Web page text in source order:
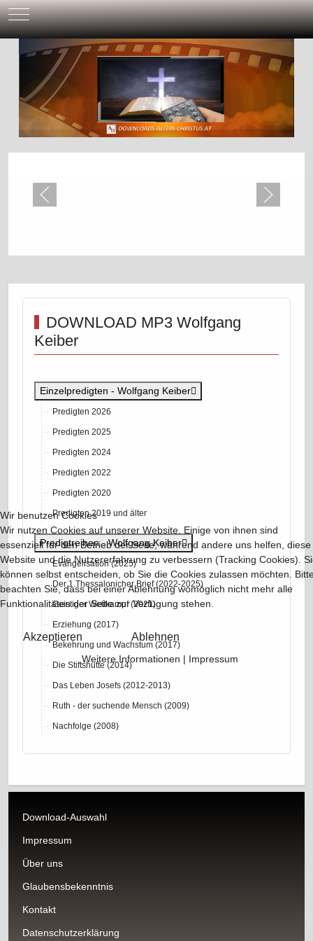
Mobile Menu Toggle
DOWNLOAD MP3 Wolfgang
Keiber
Einzelpredigten - Wolfgang Keiber
Predigten 2026
Predigten 2025
Predigten 2024
Predigten 2022
Predigten 2020
Predigten 2019 und älter
Predigtreihen - Wolfgang Keiber
Evangelisation (2025)
Der 1.Thessalonicher Brief (2022-2025)
Geistiger Wettkampf (2021)
Erziehung (2017)
Bekehrung und Wachstum (2017)
Die Stiftshütte (2014)
Das Leben Josefs (2012-2013)
Ruth - der suchende Mensch (2009)
Nachfolge (2008)
Download-Auswahl
Impressum
Über uns
Glaubensbekenntnis
Kontakt
Datenschutzerklärung
Wir benutzen Cookies
Wir nutzen Cookies auf unserer Website. Einige von ihnen sind
essenziell für den Betrieb der Seite, während andere uns helfen, diese
Website und die Nutzererfahrung zu verbessern (Tracking Cookies).
können selbst entscheiden, ob Sie die Cookies zulassen möchten.
beachten Sie, dass bei einer Ablehnung womöglich nicht mehr alle
Funktionalitäten der Seite zur Verfügung stehen.
Akzeptieren Ablehnen
Weitere Informationen | Impressum